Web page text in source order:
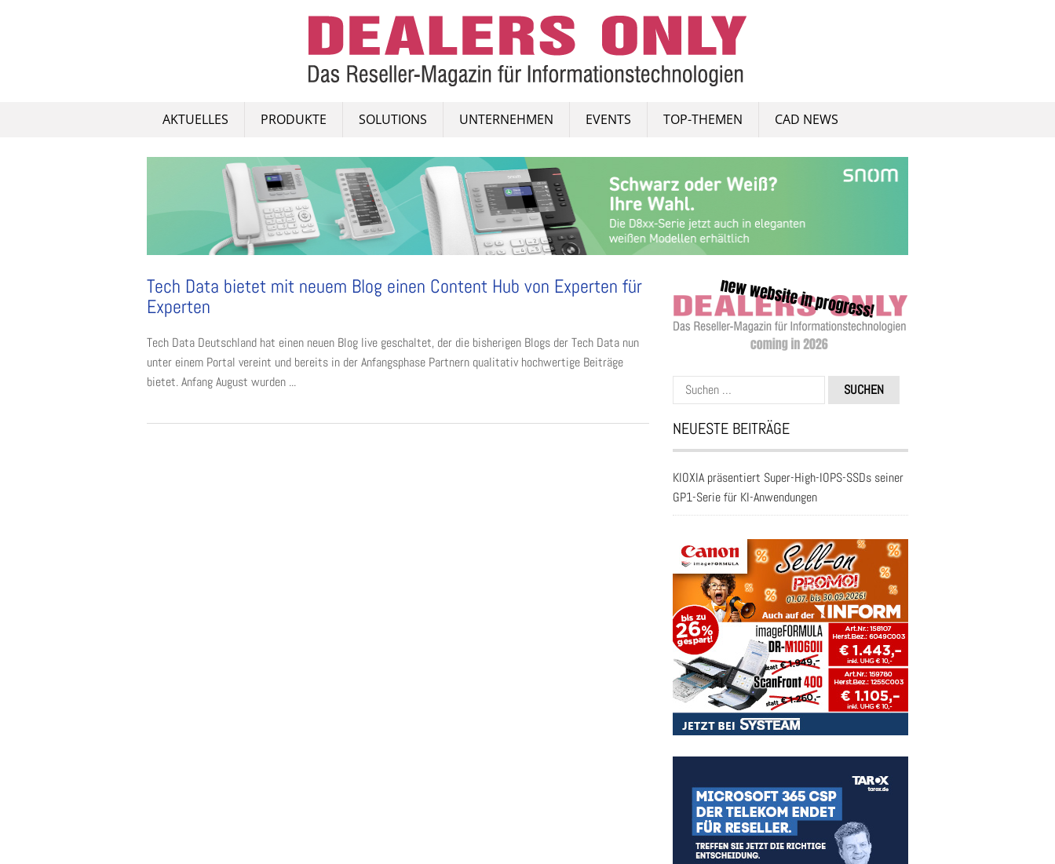
AKTUELLES PRODUKTE SOLUTIONS UNTERNEHMEN EVENTS TOP-THEMEN CAD NEWS
Tech Data bietet mit neuem Blog einen Content Hub von Experten für
Experten
Tech Data Deutschland hat einen neuen Blog live geschaltet, der die bisherigen Blogs der Tech Data nun
unter einem Portal vereint und bereits in der Anfangsphase Partnern qualitativ hochwertige Beiträge
bietet. Anfang August wurden ...
Suchen
nach:
NEUESTE BEITRÄGE
KIOXIA präsentiert Super-High-IOPS-SSDs seiner
GP1-Serie für KI-Anwendungen